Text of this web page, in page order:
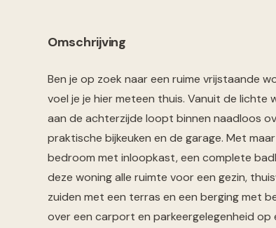
Omschrijving
Ben je op zoek naar een ruime vrijstaande
voel je je hier meteen thuis. Vanuit de lichte
aan de achterzijde loopt binnen naadloos
praktische bijkeuken en de garage. Met
bedroom met inloopkast, een complete
deze woning alle ruimte voor een gezin,
zuiden met een terras en een berging met
over een carport en parkeergelegenheid